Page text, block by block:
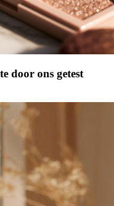
door ons getest